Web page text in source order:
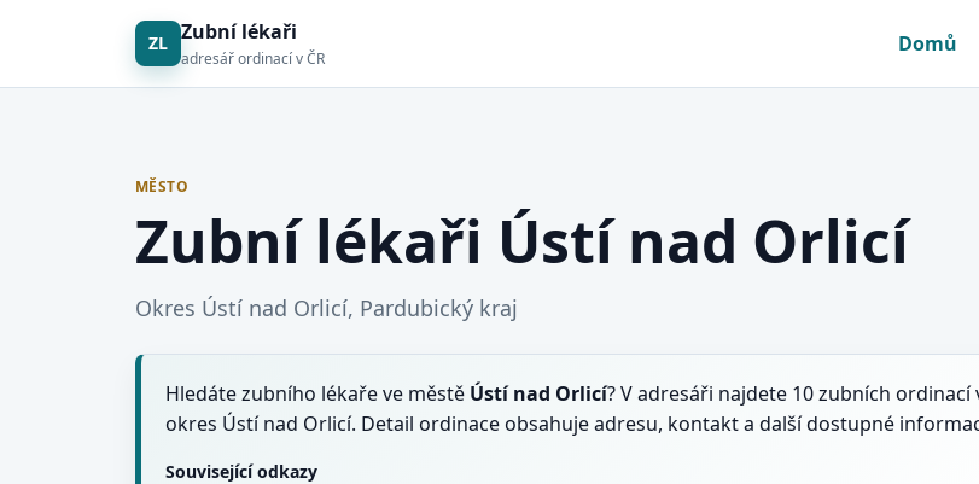
ZL Zubní lékaři
adresář ordinací v ČR
Domů
MĚSTO
Zubní lékaři Ústí nad Orlicí
Okres Ústí nad Orlicí, Pardubický kraj
Hledáte zubního lékaře ve městě Ústí nad Orlicí? V adresáři najdete 10 zubních
okres Ústí nad Orlicí. Detail ordinace obsahuje adresu, kontakt a další dostupné
Související odkazy